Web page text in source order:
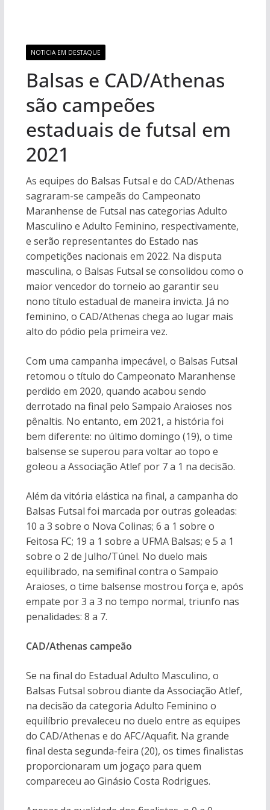
NOTICIA EM DESTAQUE
Balsas e CAD/Athenas
são campeões
estaduais de futsal em
2021
As equipes do Balsas Futsal e do CAD/Athenas
sagraram-se campeãs do Campeonato
Maranhense de Futsal nas categorias Adulto
Masculino e Adulto Feminino, respectivamente,
e serão representantes do Estado nas
competições nacionais em 2022. Na disputa
masculina, o Balsas Futsal se consolidou como o
maior vencedor do torneio ao garantir seu
nono título estadual de maneira invicta. Já no
feminino, o CAD/Athenas chega ao lugar mais
alto do pódio pela primeira vez.
Com uma campanha impecável, o Balsas Futsal
retomou o título do Campeonato Maranhense
perdido em 2020, quando acabou sendo
derrotado na final pelo Sampaio Araioses nos
pênaltis. No entanto, em 2021, a história foi
bem diferente: no último domingo (19), o time
balsense se superou para voltar ao topo e
goleou a Associação Atlef por 7 a 1 na decisão.
Além da vitória elástica na final, a campanha do
Balsas Futsal foi marcada por outras goleadas:
10 a 3 sobre o Nova Colinas; 6 a 1 sobre o
Feitosa FC; 19 a 1 sobre a UFMA Balsas; e 5 a 1
sobre o 2 de Julho/Túnel. No duelo mais
equilibrado, na semifinal contra o Sampaio
Araioses, o time balsense mostrou força e, após
empate por 3 a 3 no tempo normal, triunfo nas
penalidades: 8 a 7.
CAD/Athenas campeão
Se na final do Estadual Adulto Masculino, o
Balsas Futsal sobrou diante da Associação Atlef,
na decisão da categoria Adulto Feminino o
equilíbrio prevaleceu no duelo entre as equipes
do CAD/Athenas e do AFC/Aquafit. Na grande
final desta segunda-feira (20), os times finalistas
proporcionaram um jogaço para quem
compareceu ao Ginásio Costa Rodrigues.